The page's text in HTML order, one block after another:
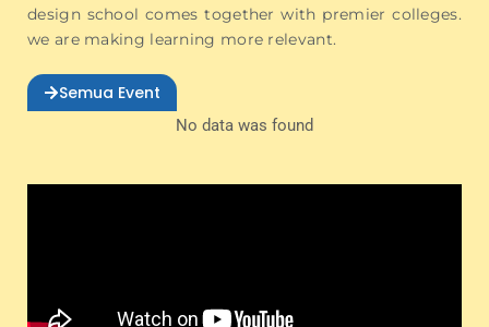
design school comes together with premier colleges.
we are making learning more relevant.
Semua Event
No data was found